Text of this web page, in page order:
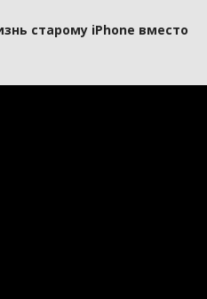
старому iPhone вместо